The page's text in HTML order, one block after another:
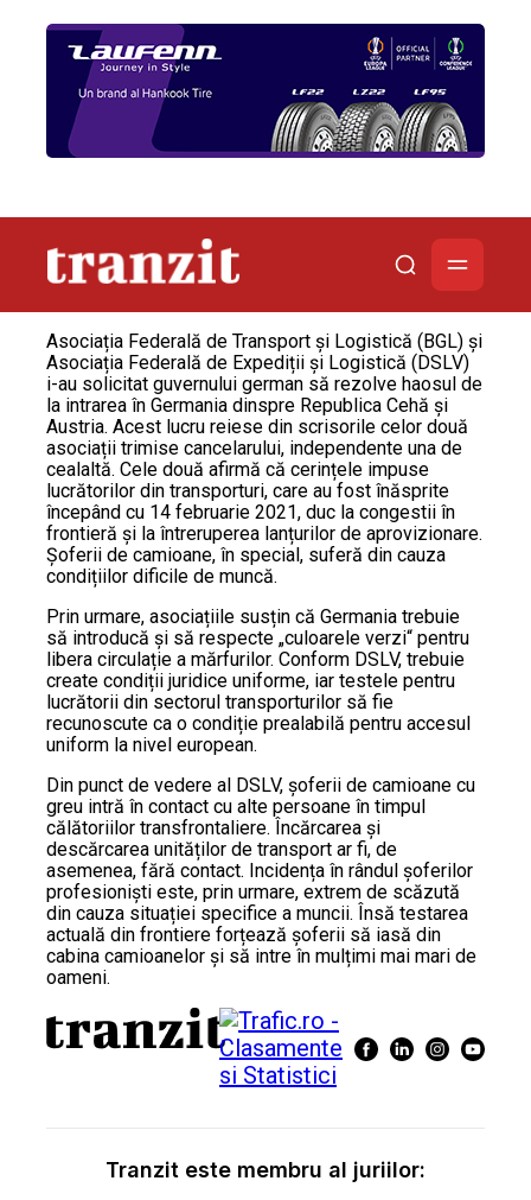
Asociația Federală de Transport și Logistică (BGL) și
Asociația Federală de Expediții și Logistică (DSLV)
i-au solicitat guvernului german să rezolve haosul de
la intrarea în Germania dinspre Republica Cehă și
Austria. Acest lucru reiese din scrisorile celor două
asociații trimise cancelarului, independente una de
cealaltă. Cele două afirmă că cerințele impuse
lucrătorilor din transporturi, care au fost înăsprite
începând cu 14 februarie 2021, duc la congestii în
frontieră și la întreruperea lanțurilor de aprovizionare.
Șoferii de camioane, în special, suferă din cauza
condițiilor dificile de muncă.
Prin urmare, asociațiile susțin că Germania trebuie
să introducă și să respecte „culoarele verzi“ pentru
libera circulație a mărfurilor. Conform DSLV, trebuie
create condiții juridice uniforme, iar testele pentru
lucrătorii din sectorul transporturilor să fie
recunoscute ca o condiție prealabilă pentru accesul
uniform la nivel european.
Din punct de vedere al DSLV, șoferii de camioane cu
greu intră în contact cu alte persoane în timpul
călătoriilor transfrontaliere. Încărcarea și
descărcarea unităților de transport ar fi, de
asemenea, fără contact. Incidența în rândul șoferilor
profesioniști este, prin urmare, extrem de scăzută
din cauza situației specifice a muncii. Însă testarea
actuală din frontiere forțează șoferii să iasă din
cabina camioanelor și să intre în mulțimi mai mari de
oameni.
Tranzit este membru al juriilor: